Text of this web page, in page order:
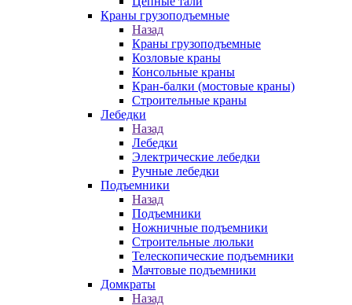
Краны грузоподъемные
Назад
Краны грузоподъемные
Козловые краны
Консольные краны
Кран-балки (мостовые краны)
Строительные краны
Лебедки
Назад
Лебедки
Электрические лебедки
Ручные лебедки
Подъемники
Назад
Подъемники
Ножничные подъемники
Строительные люльки
Телескопические подъемники
Мачтовые подъемники
Домкраты
Назад